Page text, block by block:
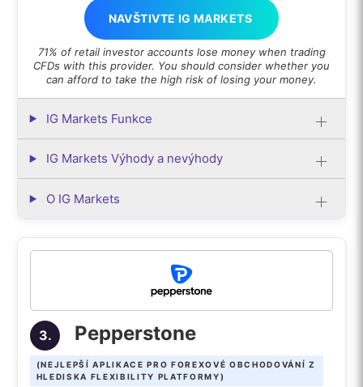
NAVŠTIVTE IG MARKETS
71% of retail investor accounts lose money when trading
CFDs with this provider. You should consider whether you
can afford to take the high risk of losing your money.
IG Markets Funkce
IG Markets Výhody a nevýhody
O IG Markets
3. Pepperstone
(NEJLEPŠÍ APLIKACE PRO FOREXOVÉ OBCHODOVÁNÍ Z
HLEDISKA FLEXIBILITY PLATFORMY)